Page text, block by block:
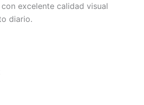
con excelente calidad visual
diario.